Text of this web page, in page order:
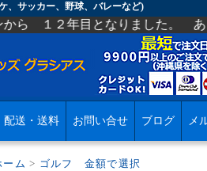
サッカー、野球、バレーなど)
りました。 ありがとうござい
配送・送料 お問い合せ ブログ メ
ーム > ゴルフ 金額で選択